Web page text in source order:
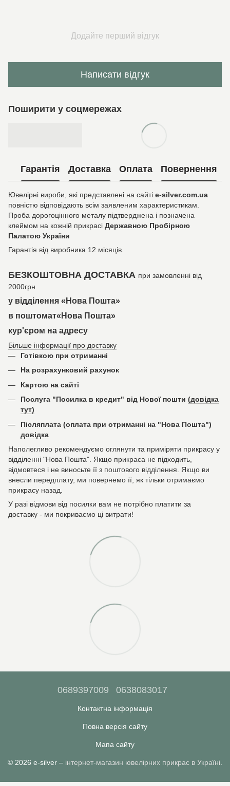
Додайте перший відгук
Написати відгук
Поширити у соцмережах
Гарантія Доставка Оплата Повернення
Ювелірні вироби, які представлені на сайті e-silver.com.ua
повністю відповідають всім заявленим характеристикам.
Проба дорогоцінного металу підтверджена і позначена
клеймом на кожній прикрасі Державною Пробірною
Палатою України
Гарантія від виробника 12 місяців.
БЕЗКОШТОВНА ДОСТАВКА при замовленні від
2000грн
у відділення «Нова Пошта»
в поштомат«Нова Пошта»
кур'єром на адресу
Більше інформації про доставку
Готівкою при отриманні
На розрахунковий рахунок
Картою на сайті
Послуга "Посилка в кредит" від Нової пошти (довідка
тут)
Післяплата (оплата при отриманні на "Нова Пошта")
довідка
Наполегливо рекомендуємо оглянути та приміряти прикрасу у
відділенні "Нова Пошта". Якщо прикраса не підходить,
відмовтеся і не виносьте її з поштового відділення. Якщо ви
внесли передплату, ми повернемо її, як тільки отримаємо
прикрасу назад.
У разі відмови від посилки вам не потрібно платити за
доставку - ми покриваємо ці витрати!
0689397009 0638083017
Контактна інформація
Повна версія сайту
Мапа сайту
© 2026 e-silver – інтернет-магазин ювелірних прикрас в Україні